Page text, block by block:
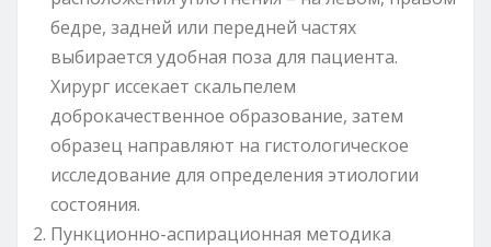
бедре, задней или передней частях
выбирается удобная поза для пациента.
Хирург иссекает скальпелем
доброкачественное образование, затем
образец направляют на гистологическое
исследование для определения этиологии
состояния.
Пункционно-аспирационная методика